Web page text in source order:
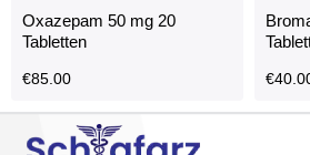
Oxazepam 50 mg 20
Tabletten
€85.00 €